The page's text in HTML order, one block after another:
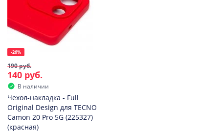
-26%
190 руб.
140 руб.
В наличии
Чехол-накладка - Full
Original Design для TECNO
Camon 20 Pro 5G (225327)
(красная)